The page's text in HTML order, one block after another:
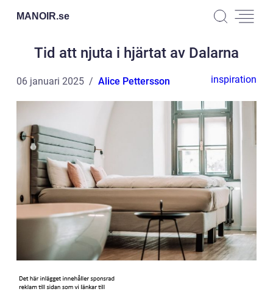
MANOIR.se
Tid att njuta i hjärtat av Dalarna
06 januari 2025 Alice Pettersson inspiration